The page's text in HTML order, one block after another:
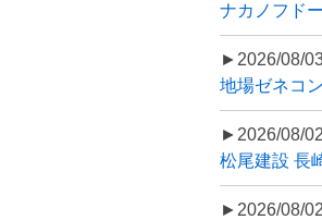
ナカノフド
►2026/08/
地場ゼネコ
►2026/08/
松尾建設 長
►2026/08/